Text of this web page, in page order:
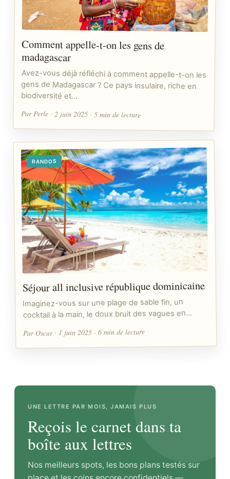
Comment appelle-t-on les gens de
madagascar
Avez-vous déjà réfléchi à comment appelle-t-on les
gens de Madagascar ? Ce pays insulaire, riche en
biodiversité et…
Par Perle · 2 juin 2025 · 5 min de lecture
RANDOS
Séjour all inclusive république dominicaine
Imaginez-vous sur une plage de sable fin, un
cocktail à la main, le doux bruit des vagues en…
Par Oscar · 1 juin 2025 · 6 min de lecture
UNE LETTRE PAR MOIS, JAMAIS PLUS
Reçois le carnet dans ta
boîte aux lettres
Nos meilleurs spots, les bons plans testés sur